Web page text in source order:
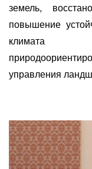
земель,
повышение
климата
управления